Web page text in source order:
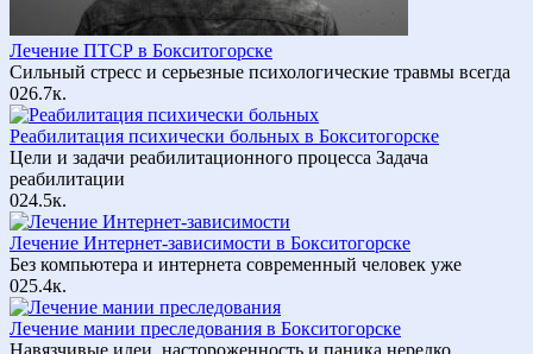
Лечение ПТСР в Бокситогорске
Сильный стресс и серьезные психологические травмы всегда
026.7к.
Реабилитация психически больных в Бокситогорске
Цели и задачи реабилитационного процесса Задача
реабилитации
024.5к.
Лечение Интернет-зависимости в Бокситогорске
Без компьютера и интернета современный человек уже
025.4к.
Лечение мании преследования в Бокситогорске